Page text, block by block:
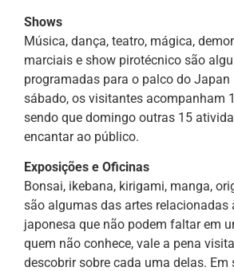
Shows
Música, dança, teatro, mágica,
marciais e show pirotécnico são
programadas para o palco do Japan
sábado, os visitantes acompanham
sendo que domingo outras 15
encantar ao público.
Exposições e Oficinas
Bonsai, ikebana, kirigami, manga,
são algumas das artes relacionadas
japonesa que não podem faltar em
quem não conhece, vale a pena
descobrir sobre cada uma delas. Em